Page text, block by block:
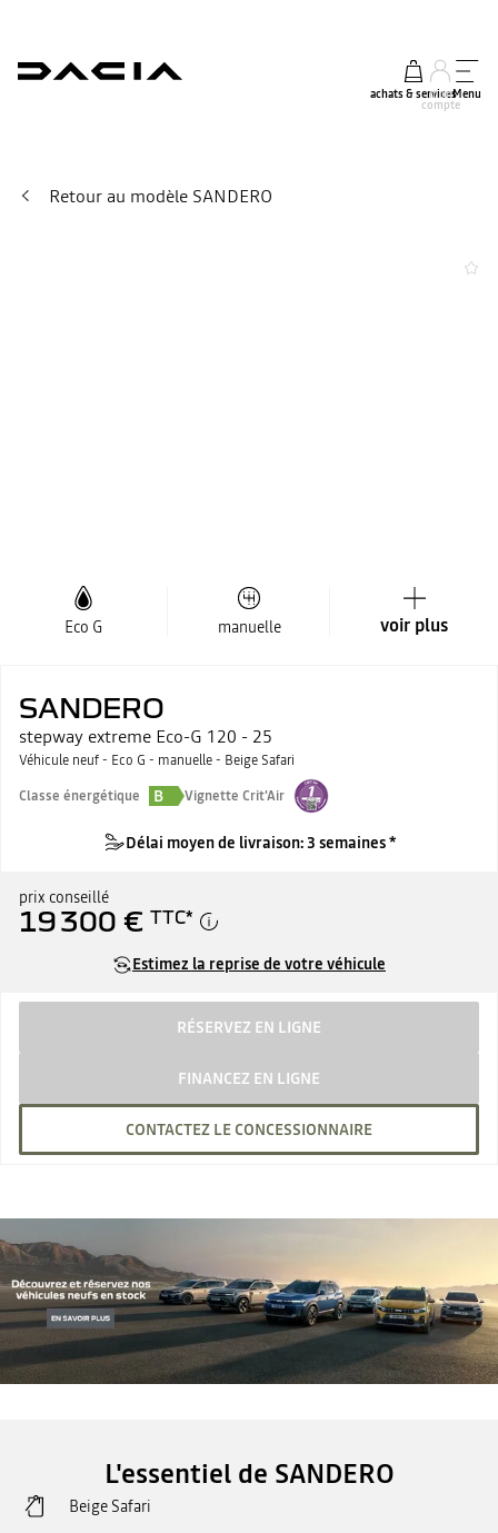
achats & services
mon
compte
Menu
Retour au modèle SANDERO
Eco G manuelle voir plus
SANDERO
stepway extreme Eco-G 120 - 25
Véhicule neuf - Eco G - manuelle - Beige Safari
Classe énergétique
B Vignette Crit'Air
Délai moyen de livraison: 3 semaines *
prix conseillé
19 300 € TTC*
Estimez la reprise de votre véhicule
RÉSERVEZ EN LIGNE
FINANCEZ EN LIGNE
CONTACTEZ LE CONCESSIONNAIRE
L'essentiel de SANDERO
Beige Safari